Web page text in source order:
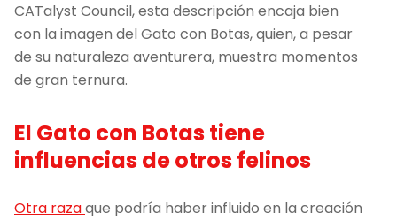
CATalyst Council, esta descripción encaja bien
con la imagen del Gato con Botas, quien, a pesar
de su naturaleza aventurera, muestra momentos
de gran ternura.
El Gato con Botas tiene
influencias de otros felinos
Otra razaque podría haber influido en la creación